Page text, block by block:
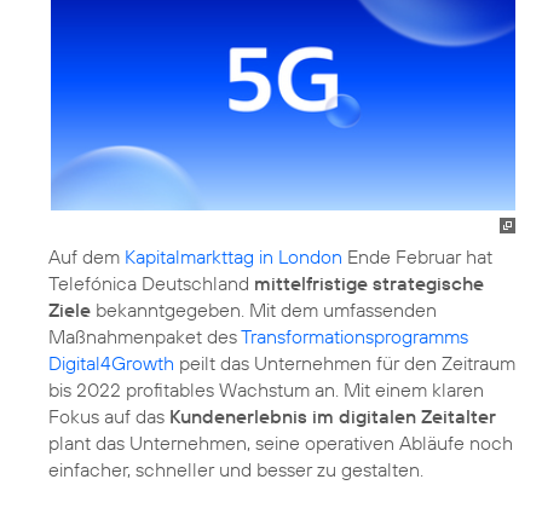
Auf dem Kapitalmarkttag in London Ende Februar hat
Telefónica Deutschland mittelfristige strategische
Ziele bekanntgegeben. Mit dem umfassenden
Maßnahmenpaket desTransformationsprogramms
Digital4Growth peilt das Unternehmen für den Zeitraum
bis 2022 profitables Wachstum an. Mit einem klaren
Fokus auf das Kundenerlebnis im digitalen Zeitalter
plant das Unternehmen, seine operativen Abläufe noch
einfacher, schneller und besser zu gestalten.